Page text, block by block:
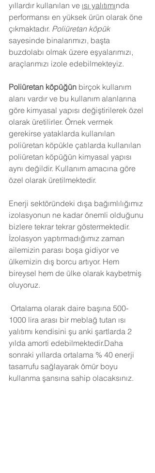
yıllardır kullanılan ve ısı yalıtımında
performansı en yüksek ürün olarak öne
çıkmaktadır. Poliüretan köpük
sayesinde binalarımızı, başta
buzdolabı olmak üzere eşyalarımızı,
araçlarımızı izole edebilmekteyiz.
Poliüretan köpüğün birçok kullanım
alanı vardır ve bu kullanım alanlarına
göre kimyasal yapısı değiştirilerek özel
olarak üretilirler. Örnek vermek
gerekirse yataklarda kullanılan
poliüretan köpükle çatılarda kullanılan
poliüretan köpüğün kimyasal yapısı
aynı değildir. Kullanım amacına göre
özel olarak üretilmektedir.
Enerji sektöründeki dışa bağımlılığımız
izolasyonun ne kadar önemli olduğunu
bizlere tekrar tekrar göstermektedir.
İzolasyon yaptırmadığımız zaman
ailemizin parası boşa gidiyor ve
ülkemizin dış borcu artıyor. Hem
bireysel hem de ülke olarak kaybetmiş
oluyoruz.
Ortalama olarak daire başına 500-
1000 lira arası bir meblağ tutan ısı
yalıtımı kendisini şu anki şartlarda 2
yılda amorti edebilmektedir.Daha
sonraki yıllarda ortalama % 40 enerji
tasarrufu sağlayarak ömür boyu
kullanma şansına sahip olacaksınız.